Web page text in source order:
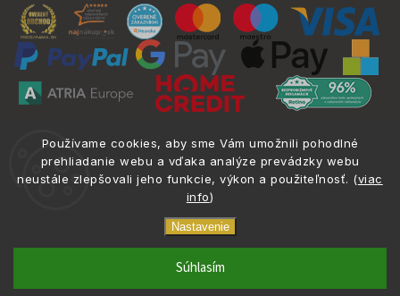
Používame cookies, aby sme Vám umožnili pohodlné
prehliadanie webu a vďaka analýze prevádzky webu
neustále zlepšovali jeho funkcie, výkon a použiteľnosť. (viac
info)
Nastavenie
Súhlasím
práva vyhradené.
0917 133 662
Zverné